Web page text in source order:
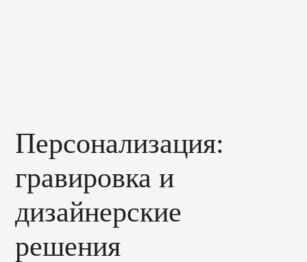
Персонализация:
гравировка и
дизайнерские
решения